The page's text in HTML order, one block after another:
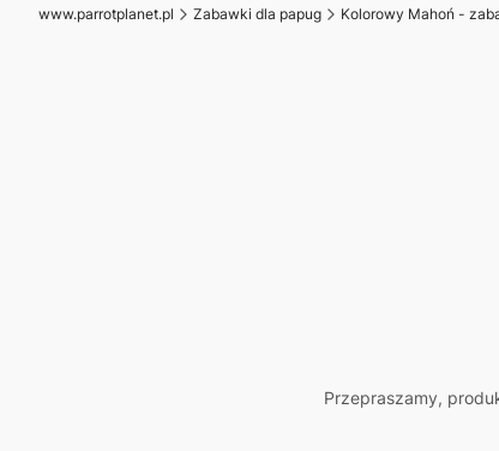
www.parrotplanet.pl Zabawki dla papug Kolorowy Mahoń -
Przepraszamy,